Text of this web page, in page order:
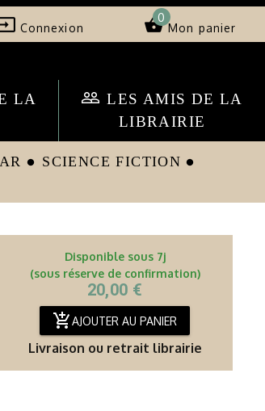
Connexion shopping_basket
0
Mon panier
LA
people_outline LES AMIS DE LA
LIBRAIRIE
circle SCIENCE FICTION circle
Disponible sous 7j
(sous réserve de confirmation)
20,00 €
add_shopping_cartAJOUTER AU PANIER
Livraison ou retrait librairie